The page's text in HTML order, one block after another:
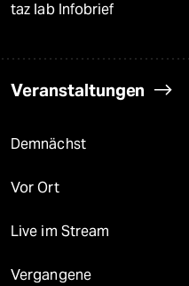
taz lab Infobrief
Veranstaltungen
Demnächst
Vor Ort
Live im Stream
Vergangene